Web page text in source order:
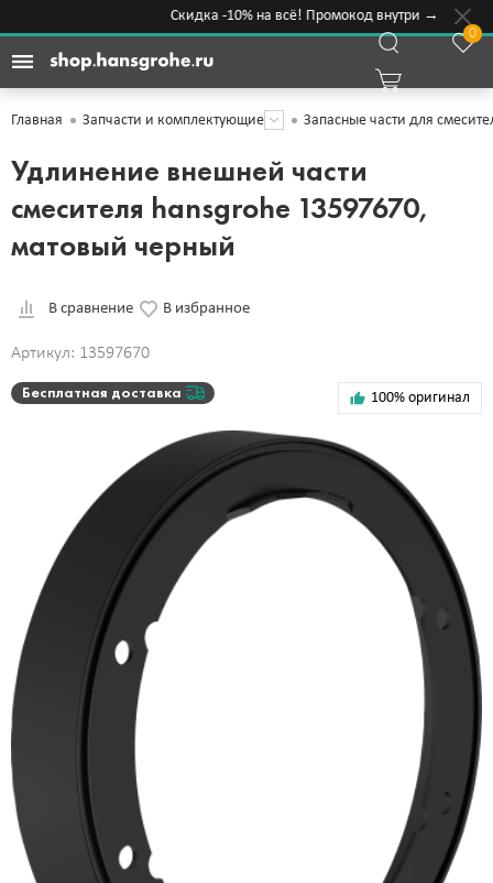
Скидка -10% на всё! Промокод внутри →
0
Главная Запчасти и комплектующие Запасные части для
Удлинение внешней части
смесителя hansgrohe 13597670,
матовый черный
В сравнение В избранное
Артикул: 13597670
Бесплатная доставка 100% оригинал